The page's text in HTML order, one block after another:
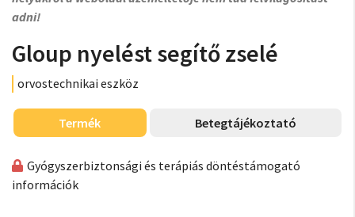
adni!
Gloup nyelést segítő zselé
orvostechnikai eszköz
Termék Betegtájékoztató
Gyógyszerbiztonsági és terápiás döntéstámogató
információk